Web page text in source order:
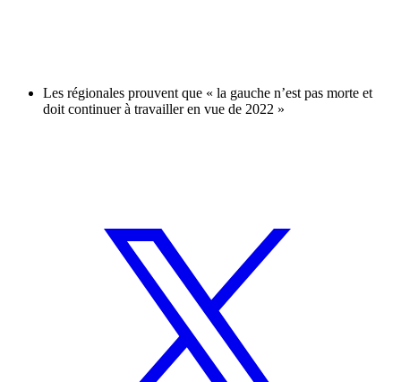
Les régionales prouvent que « la gauche n’est pas morte et
doit continuer à travailler en vue de 2022 »